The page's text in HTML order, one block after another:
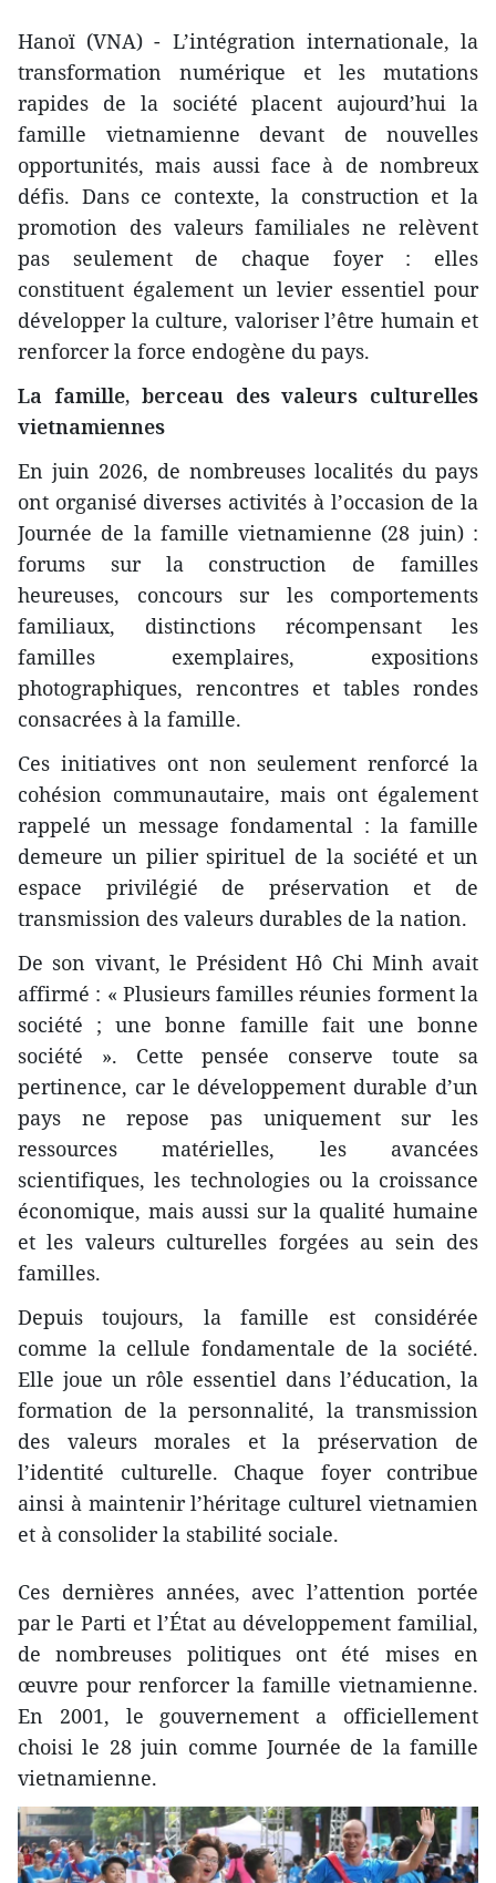
Hanoï (VNA) - L’intégration internationale, la
transformation numérique et les mutations
rapides de la société placent aujourd’hui la
famille vietnamienne devant de nouvelles
opportunités, mais aussi face à de nombreux
défis. Dans ce contexte, la construction et la
promotion des valeurs familiales ne relèvent
pas seulement de chaque foyer : elles
constituent également un levier essentiel pour
développer la culture, valoriser l’être humain et
renforcer la force endogène du pays.
La famille, berceau des valeurs culturelles
vietnamiennes
En juin 2026, de nombreuses localités du pays
ont organisé diverses activités à l’occasion de la
Journée de la famille vietnamienne (28 juin) :
forums sur la construction de familles
heureuses, concours sur les comportements
familiaux, distinctions récompensant les
familles exemplaires, expositions
photographiques, rencontres et tables rondes
consacrées à la famille.
Ces initiatives ont non seulement renforcé la
cohésion communautaire, mais ont également
rappelé un message fondamental : la famille
demeure un pilier spirituel de la société et un
espace privilégié de préservation et de
transmission des valeurs durables de la nation.
De son vivant, le Président Hô Chi Minh avait
affirmé : « Plusieurs familles réunies forment la
société ; une bonne famille fait une bonne
société ». Cette pensée conserve toute sa
pertinence, car le développement durable d’un
pays ne repose pas uniquement sur les
ressources matérielles, les avancées
scientifiques, les technologies ou la croissance
économique, mais aussi sur la qualité humaine
et les valeurs culturelles forgées au sein des
familles.
Depuis toujours, la famille est considérée
comme la cellule fondamentale de la société.
Elle joue un rôle essentiel dans l’éducation, la
formation de la personnalité, la transmission
des valeurs morales et la préservation de
l’identité culturelle. Chaque foyer contribue
ainsi à maintenir l’héritage culturel vietnamien
et à consolider la stabilité sociale.
Ces dernières années, avec l’attention portée
par le Parti et l’État au développement familial,
de nombreuses politiques ont été mises en
œuvre pour renforcer la famille vietnamienne.
En 2001, le gouvernement a officiellement
choisi le 28 juin comme Journée de la famille
vietnamienne.